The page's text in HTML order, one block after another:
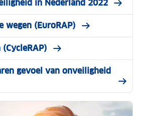
in Nederland 2022
wegen (EuroRAP)
gevoel van onveiligheid